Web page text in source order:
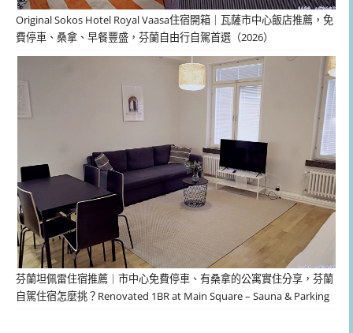
Original Sokos Hotel Royal Vaasa住宿開箱｜瓦薩市中心飯店推薦，免
費停車、桑拿、早餐豐盛，芬蘭自由行自駕首選（2026）
芬蘭坦佩雷住宿推薦｜市中心免費停車、有桑拿的公寓實住分享，芬蘭
自駕住宿怎麼挑？Renovated 1BR at Main Square – Sauna & Parking